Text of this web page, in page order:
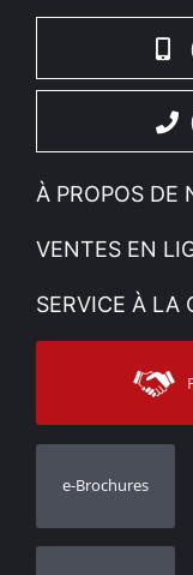
4x4.
À PROPOS DE
L'entreprise
Voir nos
Sitemap
VENTES EN
Mon compte
Moyens
SERVICE À LA
Contacter
Assistance aux
Suivi des
Concessionnaires
e-Brochures